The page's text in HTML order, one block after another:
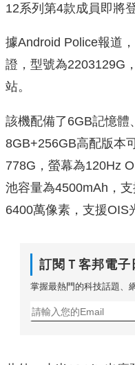
12系列第4款成員即將
據Android Police報道
證，型號為2203129G
站。
該機配備了6GB記憶體
8GB+256GB高配版本
778G，螢幕為120Hz
池容量為4500mAh，
6400萬像素，支援OIS
訂閱Ｔ客邦電子
掌握最熱門的科技話題、